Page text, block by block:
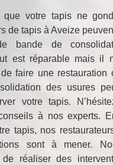
que votre tapis ne
de tapis à Aveize
bande de
est réparable mais il
faire une restauration
des usures
votre tapis.
à nos experts.
tapis, nos
sont à mener.
de réaliser des